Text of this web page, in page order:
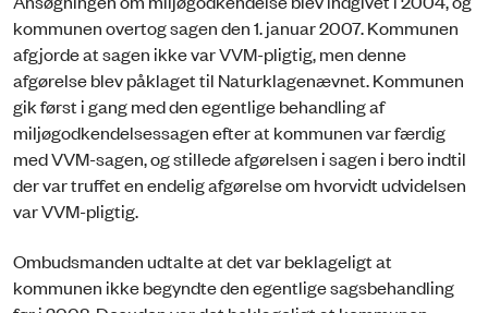
kommunen overtog sagen den 1. januar 2007. Kommunen
afgjorde at sagen ikke var VVM-pligtig, men denne
afgørelse blev påklaget til Naturklagenævnet. Kommunen
gik først i gang med den egentlige behandling af
miljøgodkendelsessagen efter at kommunen var færdig
med VVM-sagen, og stillede afgørelsen i sagen i bero indtil
der var truffet en endelig afgørelse om hvorvidt udvidelsen
var VVM-pligtig.
Ombudsmanden udtalte at det var beklageligt at
kommunen ikke begyndte den egentlige sagsbehandling